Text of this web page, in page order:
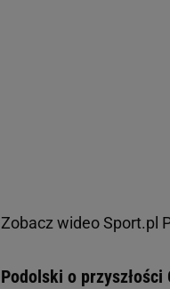
Zobacz wideoSport.pl
Podolski o